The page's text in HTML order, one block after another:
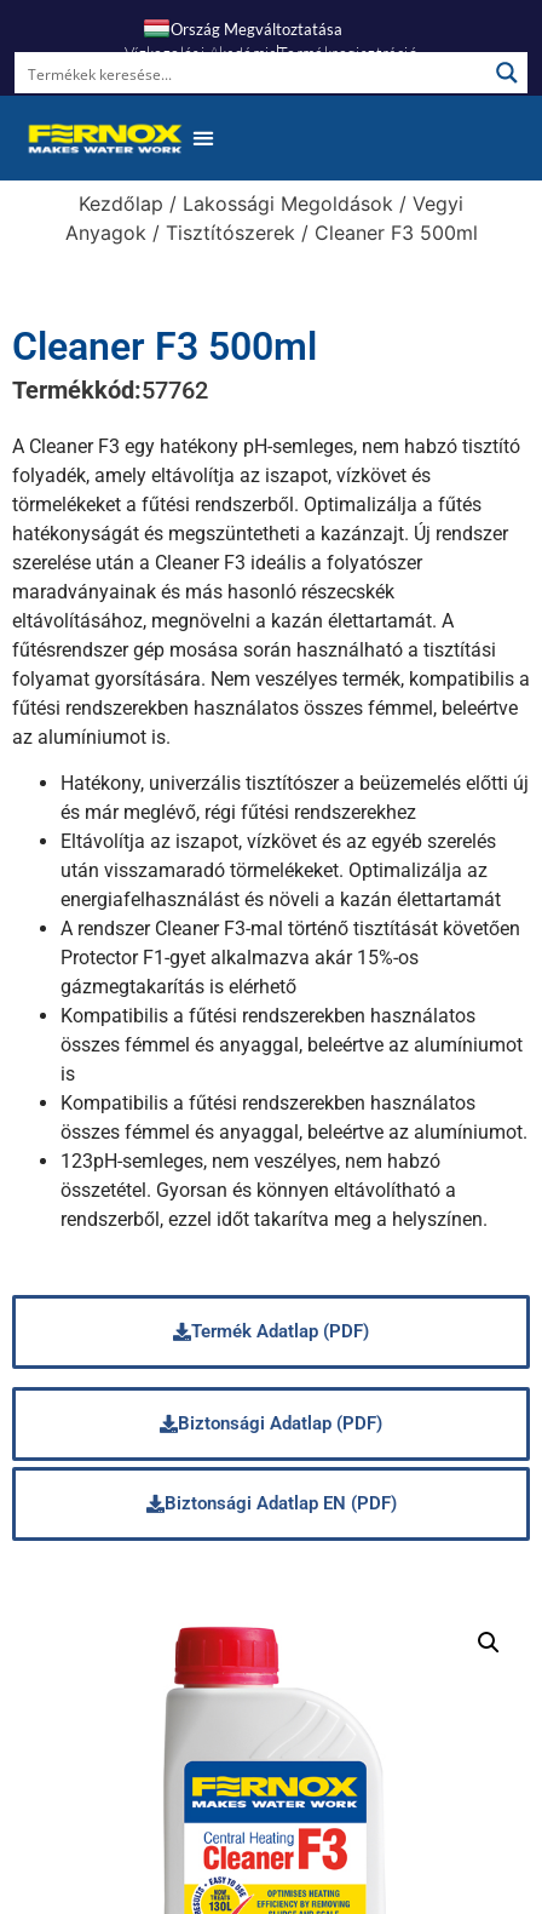
Ország Megváltoztatása
Vízkezelési AkadémiaTermékregisztráció
Kezdőlap / Lakossági Megoldások / Vegyi
Anyagok/ Tisztítószerek/ Cleaner F3 500ml
Cleaner F3 500ml
Termékkód:57762
A Cleaner F3 egy hatékony pH-semleges, nem habzó tisztító
folyadék, amely eltávolítja az iszapot, vízkövet és
törmelékeket a fűtési rendszerből. Optimalizálja a fűtés
hatékonyságát és megszüntetheti a kazánzajt. Új rendszer
szerelése után a Cleaner F3 ideális a folyatószer
maradványainak és más hasonló részecskék
eltávolításához, megnövelni a kazán élettartamát. A
fűtésrendszer gép mosása során használható a tisztítási
folyamat gyorsítására. Nem veszélyes termék, kompatibilis a
fűtési rendszerekben használatos összes fémmel, beleértve
az alumíniumot is.
Hatékony, univerzális tisztítószer a beüzemelés előtti új
és már meglévő, régi fűtési rendszerekhez
Eltávolítja az iszapot, vízkövet és az egyéb szerelés
után visszamaradó törmelékeket. Optimalizálja az
energiafelhasználást és növeli a kazán élettartamát
A rendszer Cleaner F3-mal történő tisztítását követően
Protector F1-gyet alkalmazva akár 15%-os
gázmegtakarítás is elérhető
Kompatibilis a fűtési rendszerekben használatos
összes fémmel és anyaggal, beleértve az alumíniumot
is
Kompatibilis a fűtési rendszerekben használatos
összes fémmel és anyaggal, beleértve az alumíniumot.
123pH-semleges, nem veszélyes, nem habzó
összetétel. Gyorsan és könnyen eltávolítható a
rendszerből, ezzel időt takarítva meg a helyszínen.
Termék Adatlap (PDF)
Biztonsági Adatlap (PDF)
Biztonsági Adatlap EN (PDF)